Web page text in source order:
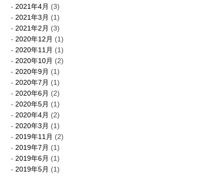
2021年4月 (3)
2021年3月 (1)
2021年2月 (3)
2020年12月 (1)
2020年11月 (1)
2020年10月 (2)
2020年9月 (1)
2020年7月 (1)
2020年6月 (2)
2020年5月 (1)
2020年4月 (2)
2020年3月 (1)
2019年11月 (2)
2019年7月 (1)
2019年6月 (1)
2019年5月 (1)